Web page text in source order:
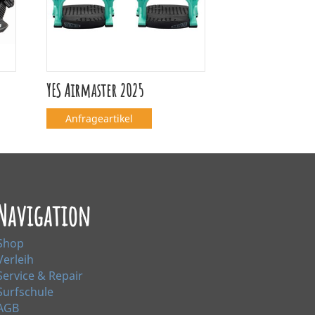
YES Airmaster 2025
Anfrageartikel
& Repair